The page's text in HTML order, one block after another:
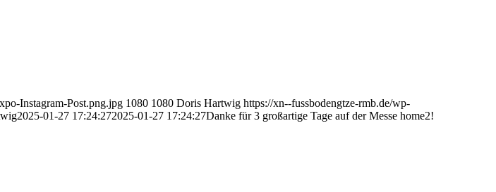
Instagram-Post.png.jpg 1080 1080 Doris Hartwig https://xn--fussbodengtze-rmb.de/wp-
2025-01-27 17:24:272025-01-27 17:24:27Danke für 3 großartige Tage auf der Messe home2!